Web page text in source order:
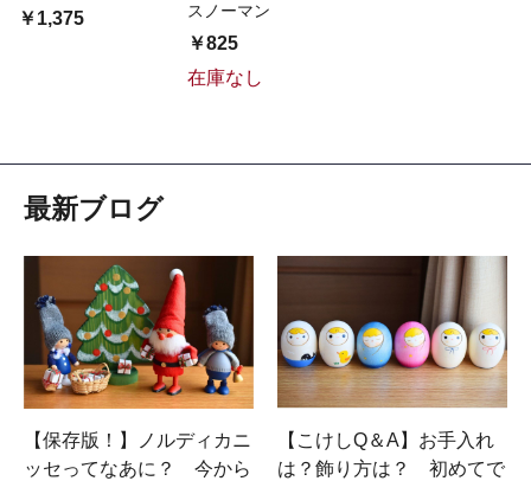
￥1,375
スノーマン
￥825
在庫なし
最新ブログ
【保存版！】ノルディカニ
ッセってなあに？ 今から
【こけしQ＆A】お手入れ
は？飾り方は？ 初めてで